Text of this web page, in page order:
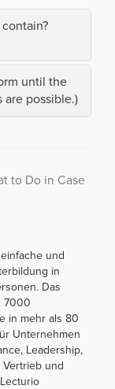
until the
are possible.)
to Do in Case
und
in
Das
7000
in mehr als 80
Unternehmen
Leadership,
Vertrieb und